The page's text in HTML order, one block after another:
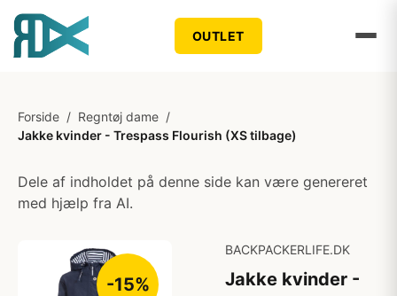
OUTLET
Forside / Regntøj dame /
Jakke kvinder - Trespass Flourish (XS tilbage)
Dele af indholdet på denne side kan være genereret
med hjælp fra AI.
-15%
BACKPACKERLIFE.DK
Jakke kvinder -